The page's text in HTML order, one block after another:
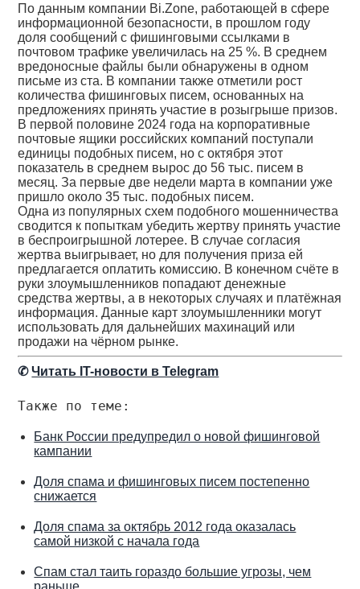
По данным компании Bi.Zone, работающей в сфере
информационной безопасности, в прошлом году
доля сообщений с фишинговыми ссылками в
почтовом трафике увеличилась на 25 %. В среднем
вредоносные файлы были обнаружены в одном
письме из ста. В компании также отметили рост
количества фишинговых писем, основанных на
предложениях принять участие в розыгрыше призов.
В первой половине 2024 года на корпоративные
почтовые ящики российских компаний поступали
единицы подобных писем, но с октября этот
показатель в среднем вырос до 56 тыс. писем в
месяц. За первые две недели марта в компании уже
пришло около 35 тыс. подобных писем.
Одна из популярных схем подобного мошенничества
сводится к попыткам убедить жертву принять участие
в беспроигрышной лотерее. В случае согласия
жертва выигрывает, но для получения приза ей
предлагается оплатить комиссию. В конечном счёте в
руки злоумышленников попадают денежные
средства жертвы, а в некоторых случаях и платёжная
информация. Данные карт злоумышленники могут
использовать для дальнейших махинаций или
продажи на чёрном рынке.
✆Читать IT-новости в Telegram
Также по теме:
Банк России предупредил о новой фишинговой
кампании
Доля спама и фишинговых писем постепенно
снижается
Доля спама за октябрь 2012 года оказалась
самой низкой с начала года
Спам стал таить гораздо большие угрозы, чем
раньше